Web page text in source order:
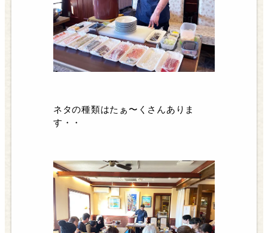
ネタの種類はたぁ〜くさんありま
す・・